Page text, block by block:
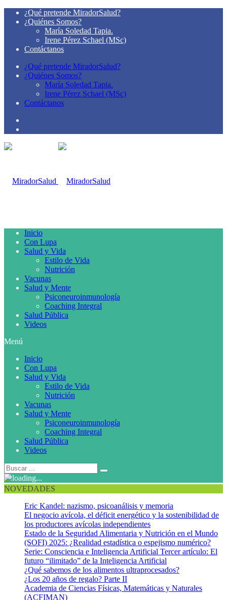
¿Qué pretende MiradorSalud?
¿Quiénes Somos?
María Soledad Tapia.
Irene Pérez Schael (MSc)
Contáctanos
¿Qué pretende MiradorSalud?
¿Quiénes Somos?
María Soledad Tapia.
Irene Pérez Schael (MSc)
Contáctanos
Inicio
Con Lupa
Salud y Vida
Estilo de Vida
Nutrición
Vacunas
Salud y Mente
Psiconeuroinmunología
Coaching Integral
Salud Pública
Videos
Menú
Inicio
Con Lupa
Salud y Vida
Estilo de Vida
Nutrición
Vacunas
Salud y Mente
Psiconeuroinmunología
Coaching Integral
Salud Pública
Videos
NOVEDADES
Eric Kandel: nazismo, psicoanálisis y memoria
El negocio avícola, el déficit energético y la sostenibilidad de
los productores avícolas independientes
Estado de la Seguridad Alimentaria y Nutrición en el Mundo
(SOFI) 2025: ¿Realidad estadística o espejismo numérico?
Serie: Consciencia e Inteligencia Artificial Tercer artículo: El
futuro “ilimitado” de la Inteligencia Artificial
¿Qué sabemos de los alimentos ultraprocesados?
¿Los 20 años de regalo? Parte II
Academia de Ciencias Físicas, Matemáticas y Naturales
(ACFIMAN)